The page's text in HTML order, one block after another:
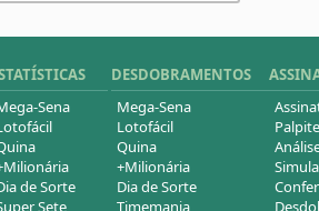
Sena
de Sorte
Sete
DESDOBRAMENTOS
Mega-Sena
Lotofácil
Quina
+Milionária
Dia de Sorte
Timemania